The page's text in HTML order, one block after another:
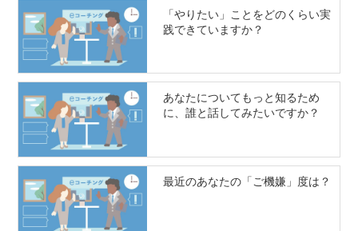
「やりたい」ことをどのくらい実
践できていますか？
あなたについてもっと知るため
に、誰と話してみたいですか？
最近のあなたの「ご機嫌」度は？